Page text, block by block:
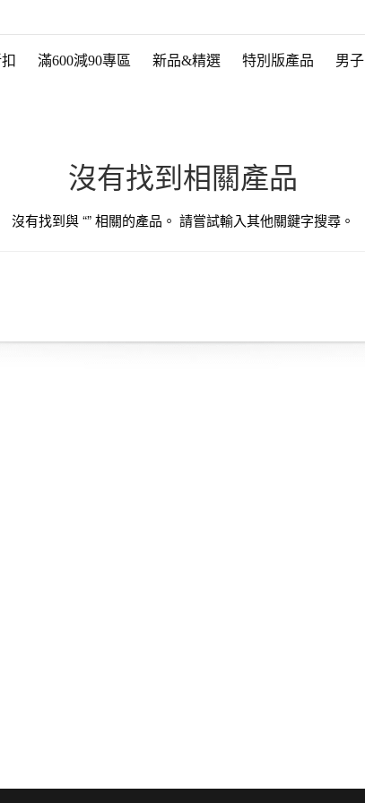
滿600減90專區 新品&精選 特別版產品 男子
沒有找到相關產品
沒有找到與 “” 相關的產品。 請嘗試輸入其他關鍵字搜尋。